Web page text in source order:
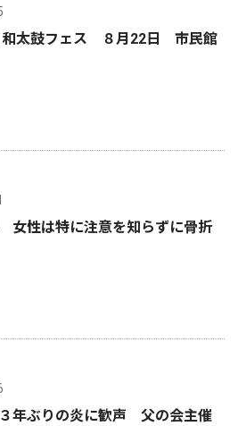
和太鼓フェス ８月22日 市民館
女性は特に注意を知らずに骨折
年ぶりの炎に歓声 父の会主催